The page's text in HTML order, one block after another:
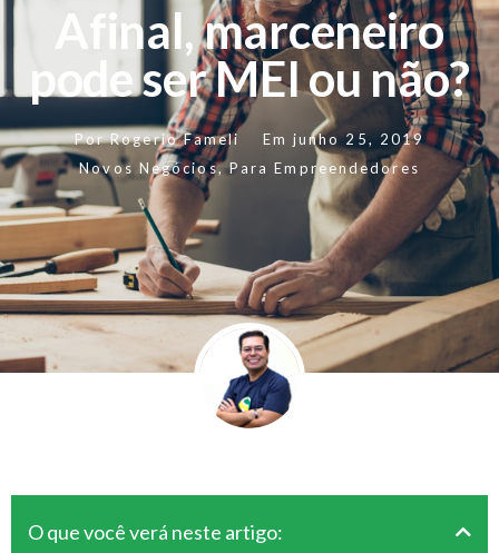
Afinal, marceneiro
pode ser MEI ou não?
PorRogerio Fameli Em junho 25, 2019
Novos Negócios,Para Empreendedores
O que você verá neste artigo: